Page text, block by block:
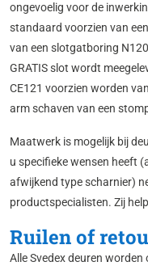
ongevoelig voor de
standaard voorzien van
van een slotgatboring
GRATIS slot wordt
CE121 voorzien worden
arm schaven van een
Maatwerk is mogelijk bij
u specifieke wensen heeft
afwijkend type scharnier)
productspecialisten. Zij
Ruilen of
Alle Svedex deuren